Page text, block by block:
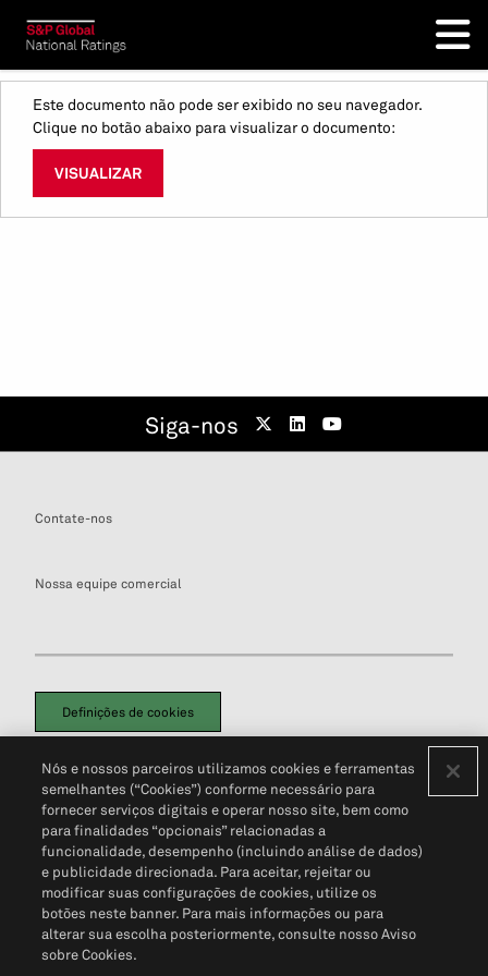
Este documento não pode ser exibido no seu navegador.
Clique no botão abaixo para visualizar o documento:
VISUALIZAR
Siga-nos
Contate-nos
Nossa equipe comercial
Definições de cookies
Política de PrivacidadePortal de privacidade do cliente (em inglês)
Não Venda Minhas Informações Pessoais© 2026 S&P Global
Nós e nossos parceiros utilizamos cookies e ferramentas
semelhantes (“Cookies”) conforme necessário para
fornecer serviços digitais e operar nosso site, bem como
para finalidades “opcionais” relacionadas a
funcionalidade, desempenho (incluindo análise de dados)
e publicidade direcionada. Para aceitar, rejeitar ou
modificar suas configurações de cookies, utilize os
botões neste banner. Para mais informações ou para
alterar sua escolha posteriormente, consulte nosso Aviso
sobre Cookies.